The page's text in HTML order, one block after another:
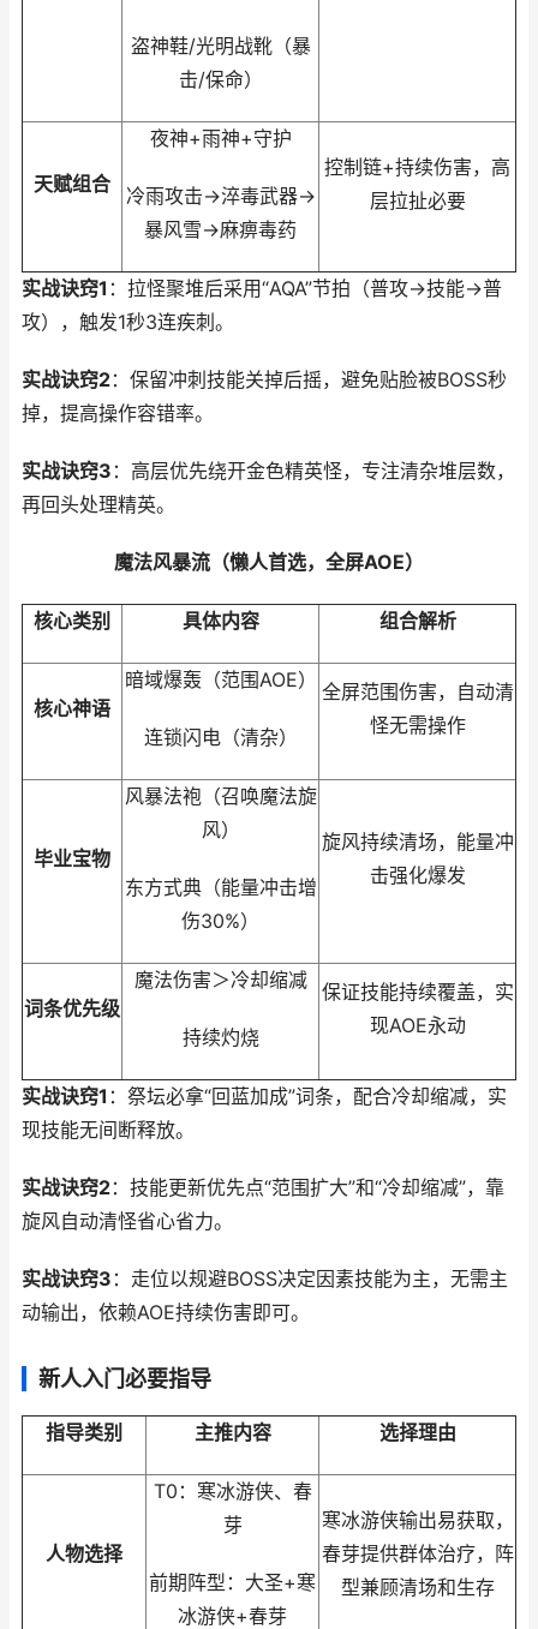
盗神鞋/光明战靴（暴
击/保命）
天赋组合
夜神+雨神+守护
冷雨攻击→淬毒武器→
暴风雪→麻痹毒药
控制链+持续伤害，高
层拉扯必要
实战诀窍1 ：拉怪聚堆后采用“AQA”节拍（普攻→技能→普
攻），触发1秒3连疾刺。
实战诀窍2：保留冲刺技能关掉后摇，避免贴脸被BOSS秒
掉，提高操作容错率。
实战诀窍3 ：高层优先绕开金色精英怪，专注清杂堆层数，
再回头处理精英。
魔法风暴流（懒人首选，全屏AOE）
核心类别 具体内容 组合解析
核心神语
暗域爆轰（范围AOE）
连锁闪电（清杂）
全屏范围伤害，自动清
怪无需操作
毕业宝物
风暴法袍（召唤魔法旋
风）
东方式典（能量冲击增
伤30%）
旋风持续清场，能量冲
击强化爆发
词条优先级
魔法伤害＞冷却缩减
持续灼烧
保证技能持续覆盖，实
现AOE永动
实战诀窍1 ：祭坛必拿“回蓝加成”词条，配合冷却缩减，实
现技能无间断释放。
实战诀窍2：技能更新优先点“范围扩大”和“冷却缩减”，靠
旋风自动清怪省心省力。
实战诀窍3 ：走位以规避BOSS决定因素技能为主，无需主
动输出，依赖AOE持续伤害即可。
新人入门必要指导
指导类别 主推内容 选择理由
人物选择
T0：寒冰游侠、春
芽
前期阵型：大圣+寒
冰游侠+春芽
寒冰游侠输出易获取，
春芽提供群体治疗，阵
型兼顾清场和生存